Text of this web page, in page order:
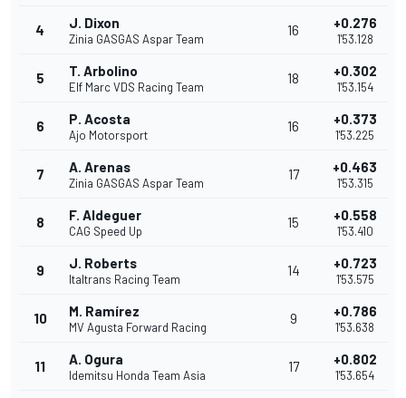
4 J. Dixon
Zinia GASGAS Aspar Team
16 +0.276
1'53.128
5 T. Arbolino
Elf Marc VDS Racing Team
18 +0.302
1'53.154
6 P. Acosta
Ajo Motorsport
16 +0.373
1'53.225
7 A. Arenas
Zinia GASGAS Aspar Team
17 +0.463
1'53.315
8 F. Aldeguer
CAG Speed Up
15 +0.558
1'53.410
9 J. Roberts
Italtrans Racing Team
14 +0.723
1'53.575
10 M. Ramírez
MV Agusta Forward Racing
9 +0.786
1'53.638
11 A. Ogura
Idemitsu Honda Team Asia
17 +0.802
1'53.654